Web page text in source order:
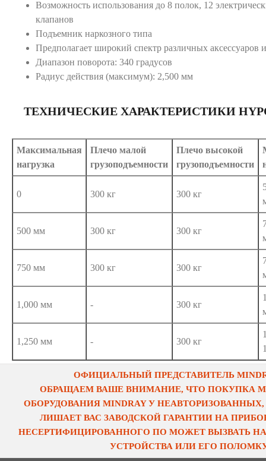
Возможность использования до 8 полок, 12
клапанов
Подъемник наркозного типа
Предполагает широкий спектр различных аксессуаров
Диапазон поворота: 340 градусов
Радиус действия (максимум): 2,500 мм
ТЕХНИЧЕСКИЕ ХАРАКТЕРИСТИКИ
Максимальная
нагрузка
Плечо малой
грузоподъемности
Плечо высокой
грузоподъемности
0 300 кг 300 кг
500 мм 300 кг 300 кг
750 мм 300 кг 300 кг
1,000 мм - 300 кг
1,250 мм - 300 кг
ОФИЦИАЛЬНЫЙ ПРЕДСТАВИТЕЛЬ
ОБРАЩАЕМ ВАШЕ ВНИМАНИЕ, ЧТО ПОКУПКА
ОБОРУДОВАНИЯ MINDRAY У
ЛИШАЕТ ВАС ЗАВОДСКОЙ ГАРАНТИИ НА
НЕСЕРТИФИЦИРОВАННОГО ПО МОЖЕТ ВЫЗВАТЬ
УСТРОЙСТВА ИЛИ ЕГО